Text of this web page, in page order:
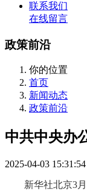
联系我们
在线留言
政策前沿
你的位置
首页
新闻动态
政策前沿
中共中央办
2025-04-03 15:31:54
新华社北京3